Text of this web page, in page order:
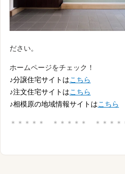
ださい。
ホームページをチェック！
♪分譲住宅サイトはこちら
♪注文住宅サイトはこちら
♪相模原の地域情報サイトはこちら
＊＊＊＊＊ ＊＊＊＊＊ ＊＊＊＊